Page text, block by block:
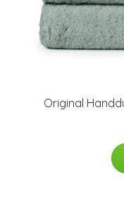
Original